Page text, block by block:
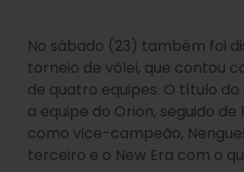
No sábado (23) também foi
torneio de vôlei, que contou
de quatro equipes. O título
a equipe do Orion, seguido
como vice-campeão,
terceiro e o New Era com o